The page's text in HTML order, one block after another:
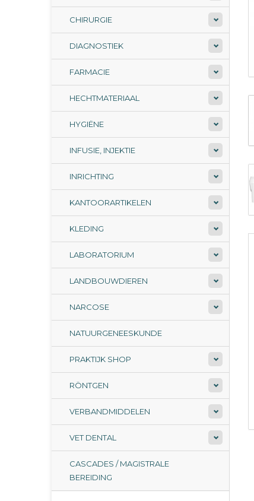
CHIRURGIE
DIAGNOSTIEK
FARMACIE
HECHTMATERIAAL
HYGIËNE
INFUSIE, INJEKTIE
INRICHTING
KANTOORARTIKELEN
KLEDING
LABORATORIUM
LANDBOUWDIEREN
NARCOSE
NATUURGENEESKUNDE
PRAKTIJK SHOP
RÖNTGEN
VERBANDMIDDELEN
VET DENTAL
CASCADES / MAGISTRALE
BEREIDING